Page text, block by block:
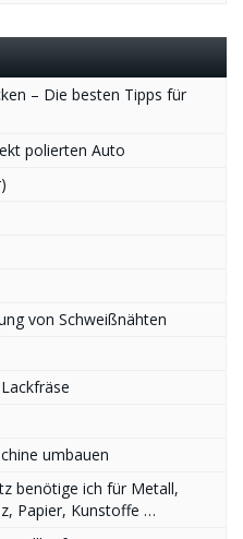
– Die besten Tipps für
polierten Auto
von Schweißnähten
umbauen
benötige ich für Metall,
Papier, Kunstoffe …